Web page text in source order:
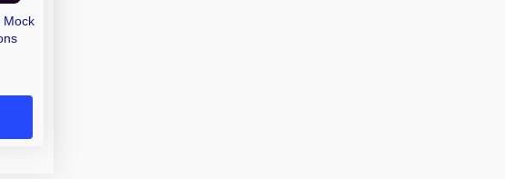
Mock